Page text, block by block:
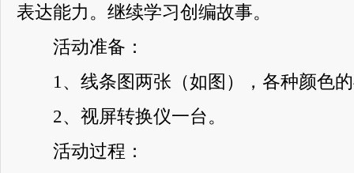
表达能力。继续学习创编故事。
活动准备：
1、线条图两张（如图），各种颜色的
2、视屏转换仪一台。
活动过程：